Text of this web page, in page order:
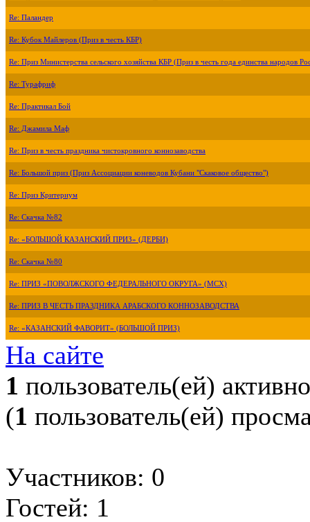
Re: Паландер
Re: Кубок Майлеров (Приз в честь КБР)
Re: Приз Министерства сельского хозяйства КБР (Приз в честь года единства народов
Re: Турафриф
Re: Практикал Бой
Re: Джамила Маф
Re: Приз в честь праздника чистокровного коннозаводства
Re: Большой приз (Приз Ассоциации коневодов Кубани "Скаковое общество")
Re: Приз Критериум
Re: Скачка №82
Re: «БОЛЬШОЙ КАЗАНСКИЙ ПРИЗ» (ДЕРБИ)
Re: Скачка №80
Re: ПРИЗ «ПОВОЛЖСКОГО ФЕДЕРАЛЬНОГО ОКРУГА» (МСХ)
Re: ПРИЗ В ЧЕСТЬ ПРАЗДНИКА АРАБСКОГО КОННОЗАВОДСТВА
Re: «КАЗАНСКИЙ ФАВОРИТ» (БОЛЬШОЙ ПРИЗ)
На сайте
1 пользователь(ей) активно
(1 пользователь(ей)
Участников: 0
Гостей: 1